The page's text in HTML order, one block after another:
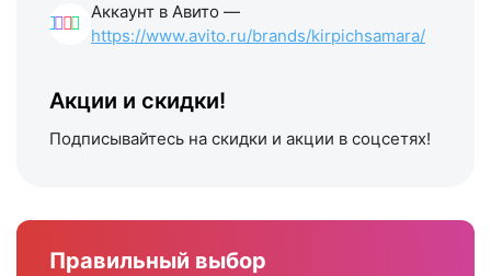
Аккаунт в Авито —
https://www.avito.ru/brands/kirpichsamara/
Акции и скидки!
Подписывайтесь на скидки и акции в соцсетях!
Правильный выбор